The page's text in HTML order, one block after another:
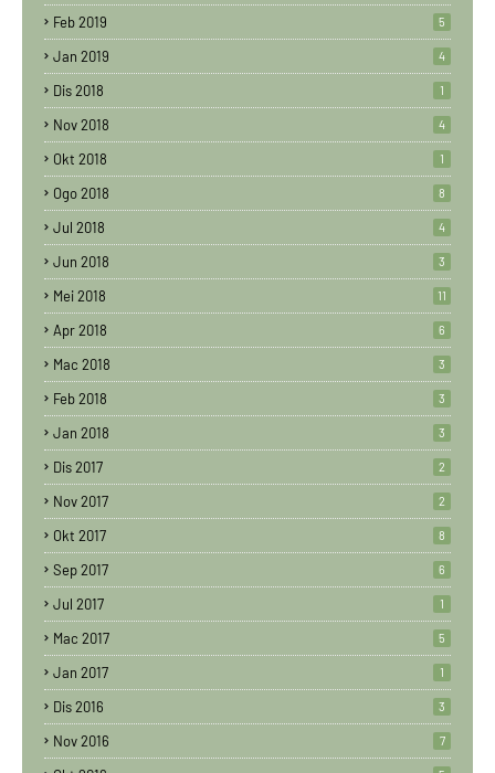
Feb 2019 5
Jan 2019 4
Dis 2018 1
Nov 2018 4
Okt 2018 1
Ogo 2018 8
Jul 2018 4
Jun 2018 3
Mei 2018 11
Apr 2018 6
Mac 2018 3
Feb 2018 3
Jan 2018 3
Dis 2017 2
Nov 2017 2
Okt 2017 8
Sep 2017 6
Jul 2017 1
Mac 2017 5
Jan 2017 1
Dis 2016 3
Nov 2016 7